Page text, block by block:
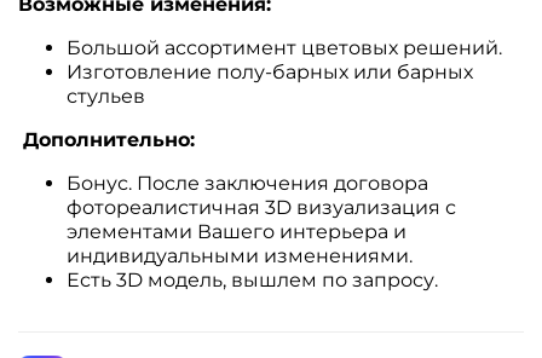
Большой ассортимент цветовых решений.
Изготовление полу-барных или барных
стульев
Дополнительно:
Бонус. После заключения договора
фотореалистичная 3D визуализация с
элементами Вашего интерьера и
индивидуальными изменениями.
Есть 3D модель, вышлем по запросу.